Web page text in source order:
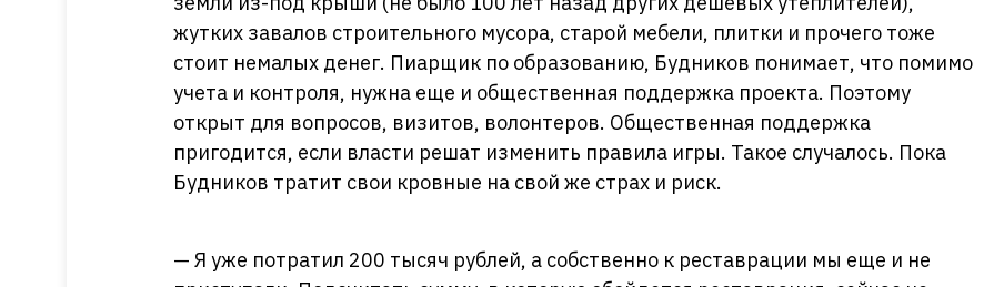
жутких завалов строительного мусора, старой мебели, плитки и прочего тоже
стоит немалых денег. Пиарщик по образованию, Будников понимает, что помимо
учета и контроля, нужна еще и общественная поддержка проекта. Поэтому
открыт для вопросов, визитов, волонтеров. Общественная поддержка
пригодится, если власти решат изменить правила игры. Такое случалось. Пока
Будников тратит свои кровные на свой же страх и риск.
— Я уже потратил 200 тысяч рублей, а собственно к реставрации мы еще и не